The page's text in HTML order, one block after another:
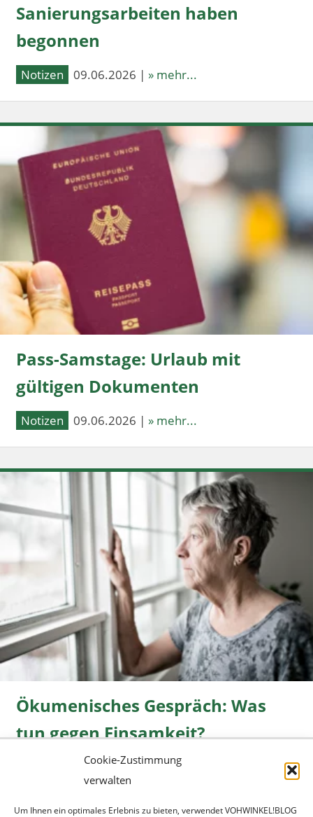
Cookie-Zustimmung
verwalten
Um Ihnen ein optimales Erlebnis zu bieten, verwendet VOHWINKEL!BLOG
Sanierungsarbeiten haben
begonnen
Notizen 09.06.2026 | » mehr...
Pass-Samstage: Urlaub mit
gültigen Dokumenten
Notizen 09.06.2026 | » mehr...
Ökumenisches Gespräch: Was
tun gegen Einsamkeit?
08.06.2026 |» mehr...